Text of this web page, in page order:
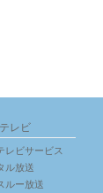
レビ
レビサービス
ル放送
ルー放送